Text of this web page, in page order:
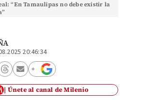
“En Tamaulipas no debe existir la
20:46:34
Únete al canal de Milenio